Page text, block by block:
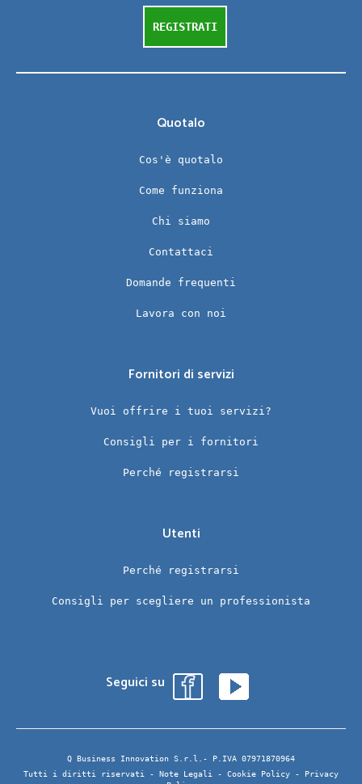
REGISTRATI
Quotalo
Cos'è quotalo
Come funziona
Chi siamo
Contattaci
Domande frequenti
Lavora con noi
Fornitori di servizi
Vuoi offrire i tuoi servizi?
Consigli per i fornitori
Perché registrarsi
Utenti
Perché registrarsi
Consigli per scegliere un professionista
Seguici su
Q Business Innovation S.r.l.- P.IVA 07971870964
Tutti i diritti riservati - Note Legali - Cookie Policy -
Privacy